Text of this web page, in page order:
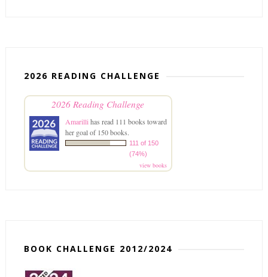
2026 READING CHALLENGE
2026 Reading Challenge
Amarillihas read 111 books toward
her goal of 150 books.
111 of 150
(74%)
view books
BOOK CHALLENGE 2012/2024